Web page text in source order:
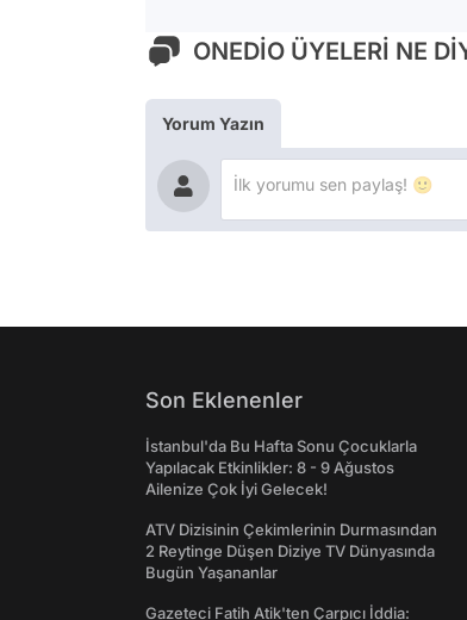
ONEDİO ÜYELERİ NE
Yorum Yazın
Son Eklenenler
İstanbul'da Bu Hafta Sonu Çocuklarla
Yapılacak Etkinlikler: 8 - 9 Ağustos
Ailenize Çok İyi Gelecek!
ATV Dizisinin Çekimlerinin Durmasından
2 Reytinge Düşen Diziye TV Dünyasında
Bugün Yaşananlar
Gazeteci Fatih Atik'ten Çarpıcı İddia: